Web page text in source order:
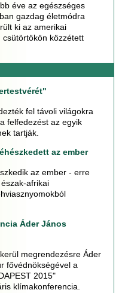
éve az egészséges
gazdag életmódra
ki az amerikai
csütörtökön közzétett
fel távoli világokra
felfedezést az egyik
tartják.
az ember
az ember - erre
afrikai
Áder János
megrendezésre Áder
fővédnökségével a
2015"
klímakonferencia.